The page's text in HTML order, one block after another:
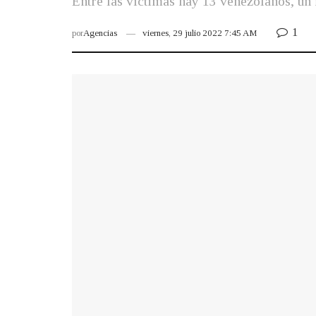
porAgencias viernes, 29 julio 2022 7:45 AM 1